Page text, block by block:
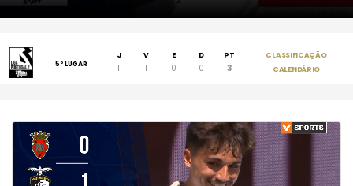
5º LUGAR
J V E D PT
1 1 0 0 3
CLASSIFICAÇÃO
CALENDÁRIO